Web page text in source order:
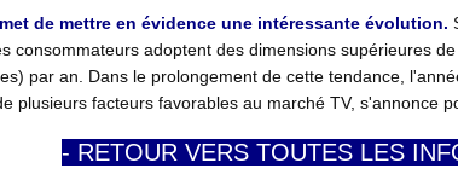
de mettre en évidence une intéressante évolution.
consommateurs adoptent des dimensions supérieures
par an. Dans le prolongement de cette tendance,
plusieurs facteurs favorables au marché TV, s'annonce
- RETOUR VERS TOUTES LES